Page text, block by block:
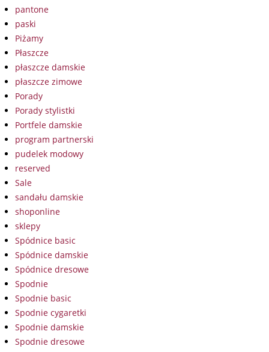
pantone
paski
Piżamy
Płaszcze
płaszcze damskie
płaszcze zimowe
Porady
Porady stylistki
Portfele damskie
program partnerski
pudelek modowy
reserved
Sale
sandału damskie
shoponline
sklepy
Spódnice basic
Spódnice damskie
Spódnice dresowe
Spodnie
Spodnie basic
Spodnie cygaretki
Spodnie damskie
Spodnie dresowe